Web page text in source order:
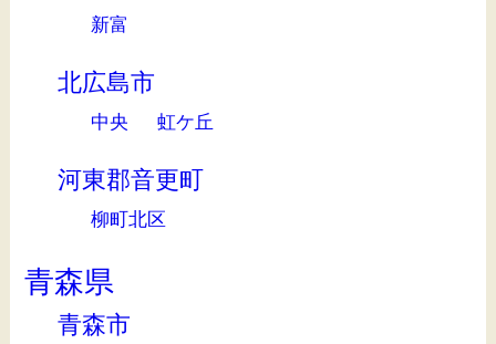
新富
北広島市
中央 虹ケ丘
河東郡音更町
柳町北区
青森県
青森市